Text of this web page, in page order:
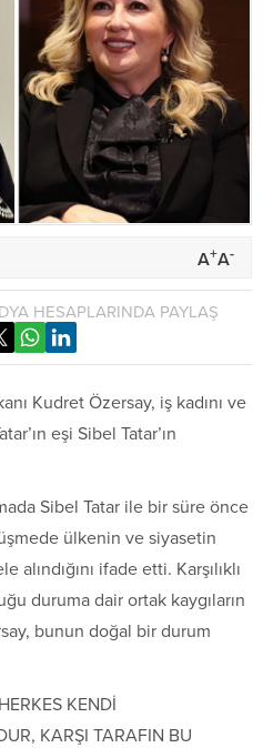
A+A-
HESAPLARINDA PAYLAŞ
Kudret Özersay, iş kadını ve
eşi Sibel Tatar’ın
Sibel Tatar ile bir süre önce
ülkenin ve siyasetin
ifade etti. Karşılıklı
duruma dair ortak kaygıların
bunun doğal bir durum
KENDİ
KARŞI TARAFIN BU